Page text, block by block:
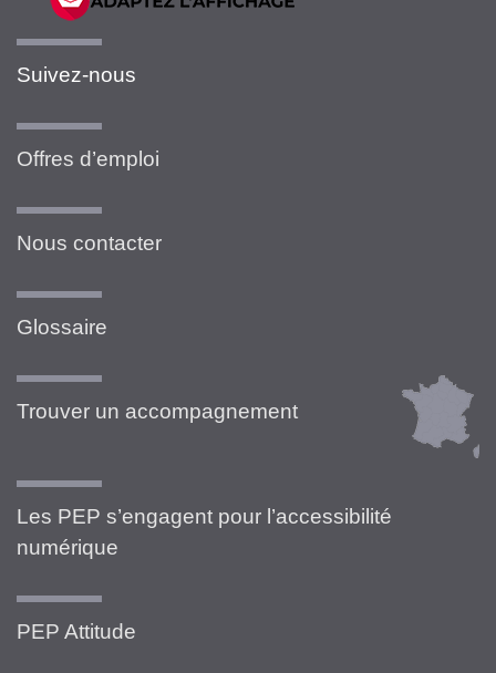
Suivez-nous
Offres d’emploi
Nous contacter
Glossaire
Trouver un accompagnement
Les PEP s’engagent pour l’accessibilité
numérique
PEP Attitude